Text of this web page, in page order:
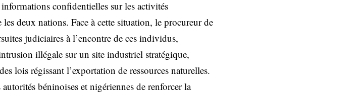
confidentielles sur les activités
deux nations. Face à cette situation, le procureur de
judiciaires à l’encontre de ces individus,
illégale sur un site industriel stratégique,
lois régissant l’exportation de ressources naturelles.
béninoises et nigériennes de renforcer la